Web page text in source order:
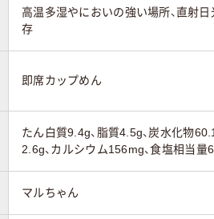
高温多湿やにおいの強い場所、直射
存
即席カップめん
たん白質9.4g、脂質4.5g、炭水化物
2.6g、カルシウム156mg、食塩相当量
マルちゃん